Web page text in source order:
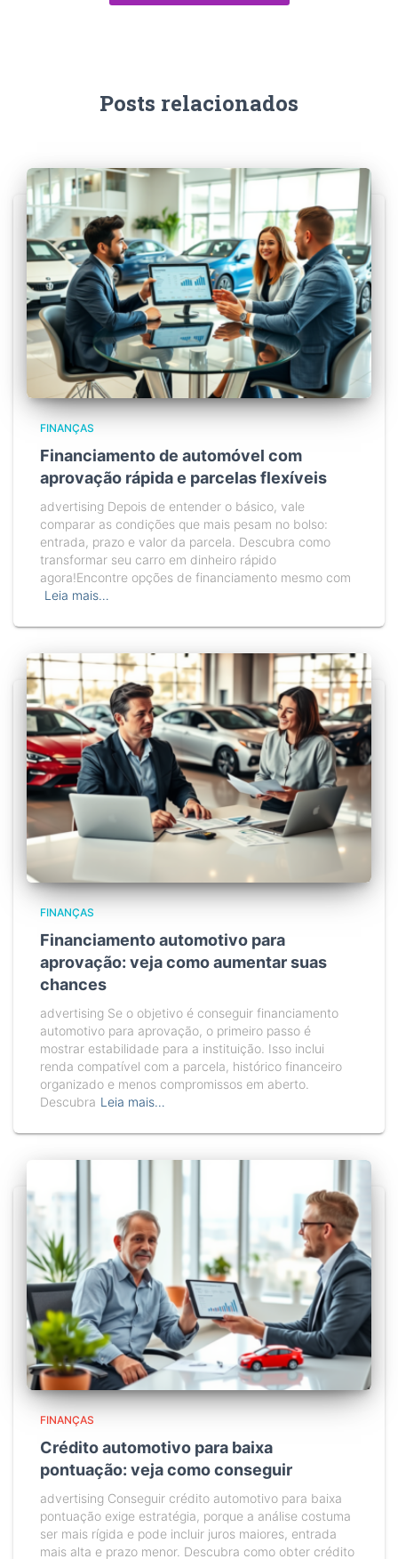
Posts relacionados
FINANÇAS
Financiamento de automóvel com
aprovação rápida e parcelas flexíveis
advertising Depois de entender o básico, vale
comparar as condições que mais pesam no bolso:
entrada, prazo e valor da parcela. Descubra como
transformar seu carro em dinheiro rápido
agora!Encontre opções de financiamento mesmo com
Leia mais…
FINANÇAS
Financiamento automotivo para
aprovação: veja como aumentar suas
chances
advertising Se o objetivo é conseguir financiamento
automotivo para aprovação, o primeiro passo é
mostrar estabilidade para a instituição. Isso inclui
renda compatível com a parcela, histórico financeiro
organizado e menos compromissos em aberto.
Descubra Leia mais…
FINANÇAS
Crédito automotivo para baixa
pontuação: veja como conseguir
advertising Conseguir crédito automotivo para baixa
pontuação exige estratégia, porque a análise costuma
ser mais rígida e pode incluir juros maiores, entrada
mais alta e prazo menor. Descubra como obter crédito